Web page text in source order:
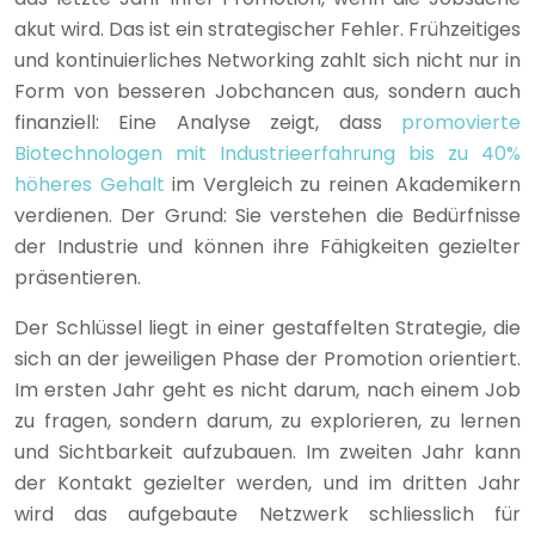
akut wird. Das ist ein strategischer Fehler. Frühzeitiges
und kontinuierliches Networking zahlt sich nicht nur in
Form von besseren Jobchancen aus, sondern auch
finanziell: Eine Analyse zeigt, dass promovierte
Biotechnologen mit Industrieerfahrung bis zu 40%
höheres Gehalt im Vergleich zu reinen Akademikern
verdienen. Der Grund: Sie verstehen die Bedürfnisse
der Industrie und können ihre Fähigkeiten gezielter
präsentieren.
Der Schlüssel liegt in einer gestaffelten Strategie, die
sich an der jeweiligen Phase der Promotion orientiert.
Im ersten Jahr geht es nicht darum, nach einem Job
zu fragen, sondern darum, zu explorieren, zu lernen
und Sichtbarkeit aufzubauen. Im zweiten Jahr kann
der Kontakt gezielter werden, und im dritten Jahr
wird das aufgebaute Netzwerk schliesslich für